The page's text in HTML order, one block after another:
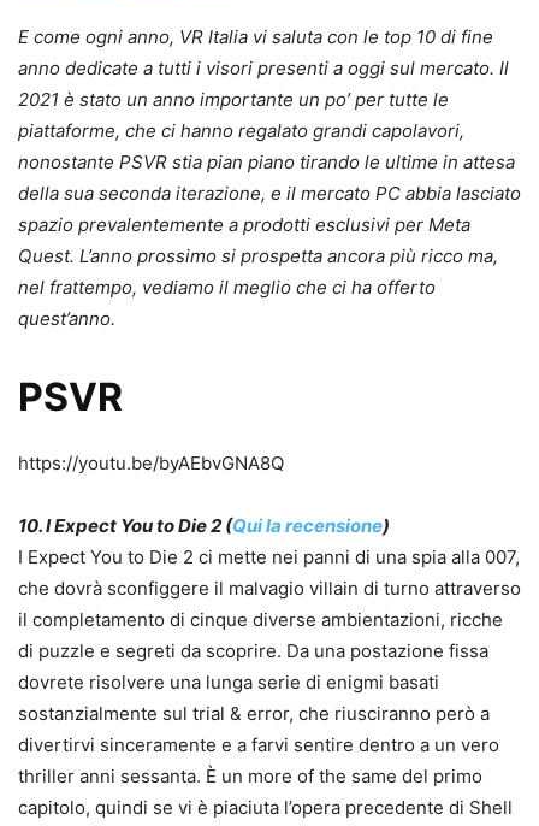
E come ogni anno, VR Italia vi saluta con le top 10 di fine
anno dedicate a tutti i visori presenti a oggi sul mercato. Il
2021 è stato un anno importante un po’ per tutte le
piattaforme, che ci hanno regalato grandi capolavori,
nonostante PSVR stia pian piano tirando le ultime in attesa
della sua seconda iterazione, e il mercato PC abbia lasciato
spazio prevalentemente a prodotti esclusivi per Meta
Quest. L’anno prossimo si prospetta ancora più ricco ma,
nel frattempo, vediamo il meglio che ci ha offerto
quest’anno.
PSVR
https://youtu.be/byAEbvGNA8Q
10. I Expect You to Die 2 (Qui la recensione)
I Expect You to Die 2 ci mette nei panni di una spia alla 007,
che dovrà sconfiggere il malvagio villain di turno attraverso
il completamento di cinque diverse ambientazioni, ricche
di puzzle e segreti da scoprire. Da una postazione fissa
dovrete risolvere una lunga serie di enigmi basati
sostanzialmente sul trial & error, che riusciranno però a
divertirvi sinceramente e a farvi sentire dentro a un vero
thriller anni sessanta. È un more of the same del primo
capitolo, quindi se vi è piaciuta l’opera precedente di Shell